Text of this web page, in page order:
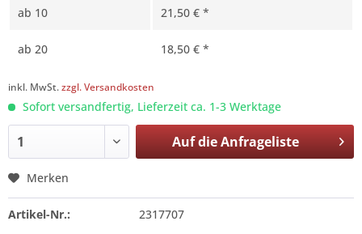
ab 10 21,50 € *
ab 20 18,50 € *
inkl. MwSt.zzgl. Versandkosten
Sofort versandfertig, Lieferzeit ca. 1-3 Werktage
Auf dieAnfrageliste
Merken
Artikel-Nr.: 2317707